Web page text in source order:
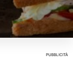
PUBBLICITÀ